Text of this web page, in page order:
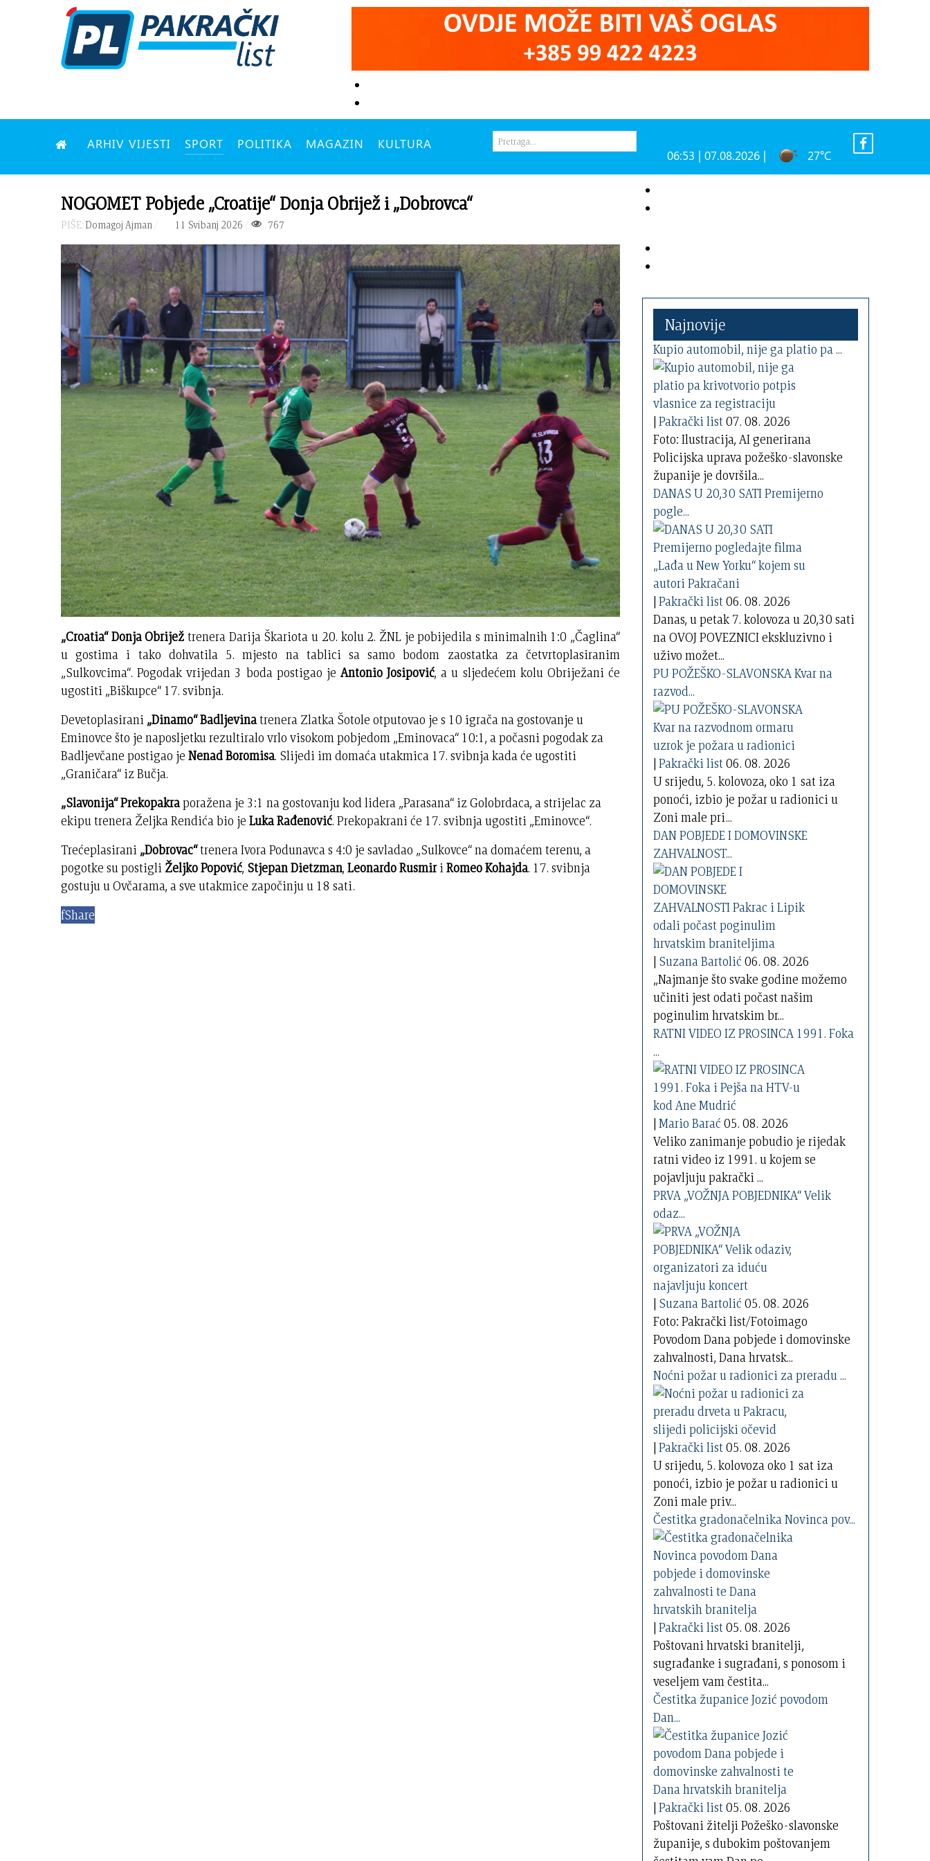
ARHIV VIJESTI SPORT POLITIKA MAGAZIN KULTURA
06:53 | 07.08.2026 | 27°C
NOGOMET Pobjede „Croatije“ Donja Obrijež i „Dobrovca“
PIŠE: Domagoj Ajman 11 Svibanj 2026 767
„Croatia“ Donja Obrijež trenera Darija Škariota u 20. kolu 2. ŽNL je pobijedila s minimalnih 1:0 „Čaglina“
u gostima i tako dohvatila 5. mjesto na tablici sa samo bodom zaostatka za četvrtoplasiranim
„Sulkovcima“. Pogodak vrijedan 3 boda postigao je Antonio Josipović, a u sljedećem kolu Obriježani će
ugostiti „Biškupce“ 17. svibnja.
Devetoplasirani „Dinamo“ Badljevinatrenera Zlatka Šotole otputovao je s 10 igrača na gostovanje u
Eminovce što je naposljetku rezultiralo vrlo visokom pobjedom „Eminovaca“ 10:1, a počasni pogodak za
Badljevčane postigao jeNenad Boromisa. Slijedi im domaća utakmica 17. svibnja kada će ugostiti
„Graničara“ iz Bučja.
„Slavonija“ Prekopakraporažena je 3:1 na gostovanju kod lidera „Parasana“ iz Golobrdaca, a strijelac za
ekipu trenera Željka Rendića bio jeLuka Rađenović. Prekopakrani će 17. svibnja ugostiti „Eminovce“.
Trećeplasirani „Dobrovac“trenera Ivora Podunavca s 4:0 je savladao „Sulkovce“ na domaćem terenu, a
pogotke su postigli Željko Popović, Stjepan Dietzman, Leonardo RusmiriRomeo Kohajda. 17. svibnja
gostuju u Ovčarama, a sve utakmice započinju u 18 sati.
fShare
Najnovije
Kupio automobil, nije ga platio pa ...
|Pakrački list07. 08. 2026
Foto: Ilustracija, AI generirana
Policijska uprava požeško-slavonske
županije je dovršila...
DANAS U 20,30 SATI Premijerno
pogle...
|Pakrački list06. 08. 2026
Danas, u petak 7. kolovoza u 20,30 sati
na OVOJ POVEZNICI ekskluzivno i
uživo možet...
PU POŽEŠKO-SLAVONSKA Kvar na
razvod...
|Pakrački list06. 08. 2026
U srijedu, 5. kolovoza, oko 1 sat iza
ponoći, izbio je požar u radionici u
Zoni male pri...
DAN POBJEDE I DOMOVINSKE
ZAHVALNOST...
| Suzana Bartolić 06. 08. 2026
„Najmanje što svake godine možemo
učiniti jest odati počast našim
poginulim hrvatskim br...
RATNI VIDEO IZ PROSINCA 1991. Foka
...
|Mario Barać 05. 08. 2026
Veliko zanimanje pobudio je rijedak
ratni video iz 1991. u kojem se
pojavljuju pakrački ...
PRVA „VOŽNJA POBJEDNIKA“ Velik
odaz...
| Suzana Bartolić 05. 08. 2026
Foto: Pakrački list/Fotoimago
Povodom Dana pobjede i domovinske
zahvalnosti, Dana hrvatsk...
Noćni požar u radionici za preradu ...
|Pakrački list05. 08. 2026
U srijedu, 5. kolovoza oko 1 sat iza
ponoći, izbio je požar u radionici u
Zoni male priv...
Čestitka gradonačelnika Novinca pov...
|Pakrački list05. 08. 2026
Poštovani hrvatski branitelji,
sugrađanke i sugrađani, s ponosom i
veseljem vam čestita...
Čestitka županice Jozić povodom
Dan...
|Pakrački list05. 08. 2026
Poštovani žitelji Požeško-slavonske
županije, s dubokim poštovanjem